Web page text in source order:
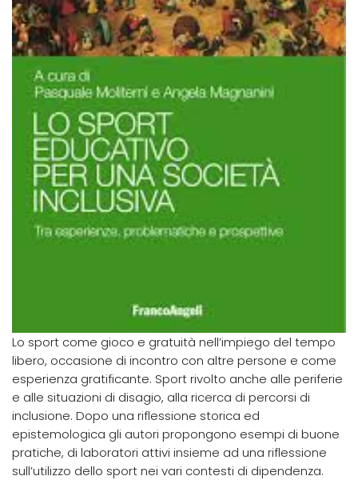
Lo sport come gioco e gratuità nell’impiego del tempo
libero, occasione di incontro con altre persone e come
esperienza gratificante. Sport rivolto anche alle periferie
e alle situazioni di disagio, alla ricerca di percorsi di
inclusione. Dopo una riflessione storica ed
epistemologica gli autori propongono esempi di buone
pratiche, di laboratori attivi insieme ad una riflessione
sull’utilizzo dello sport nei vari contesti di dipendenza.